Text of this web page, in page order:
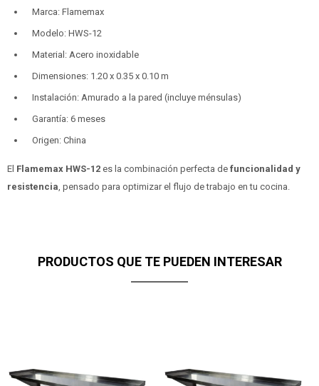
Marca: Flamemax
Modelo: HWS-12
Material: Acero inoxidable
Dimensiones: 1.20 x 0.35 x 0.10 m
Instalación: Amurado a la pared (incluye ménsulas)
Garantía: 6 meses
Origen: China
El Flamemax HWS-12 es la combinación perfecta de funcionalidad y
resistencia , pensado para optimizar el flujo de trabajo en tu cocina.
PRODUCTOS QUE TE PUEDEN INTERESAR